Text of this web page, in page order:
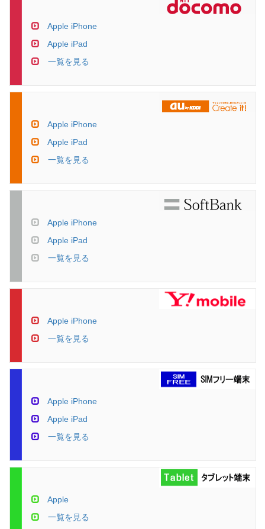
Apple iPhone
Apple iPad
一覧を見る
Apple iPhone
Apple iPad
一覧を見る
Apple iPhone
Apple iPad
一覧を見る
Apple iPhone
一覧を見る
Apple iPhone
Apple iPad
一覧を見る
Apple
一覧を見る